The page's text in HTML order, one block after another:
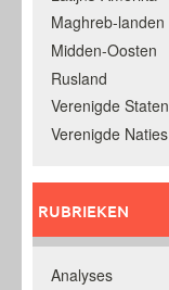
Maghreb-landen
Midden-Oosten
Rusland
Verenigde Staten
Verenigde Naties
RUBRIEKEN
Analyses